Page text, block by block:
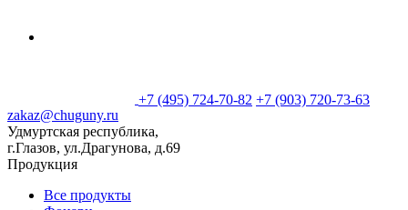
+7 (495) 724-70-82 +7 (903) 720-73-63
zakaz@chuguny.ru
Удмуртская республика,
г.Глазов, ул.Драгунова, д.69
Продукция
Все продукты